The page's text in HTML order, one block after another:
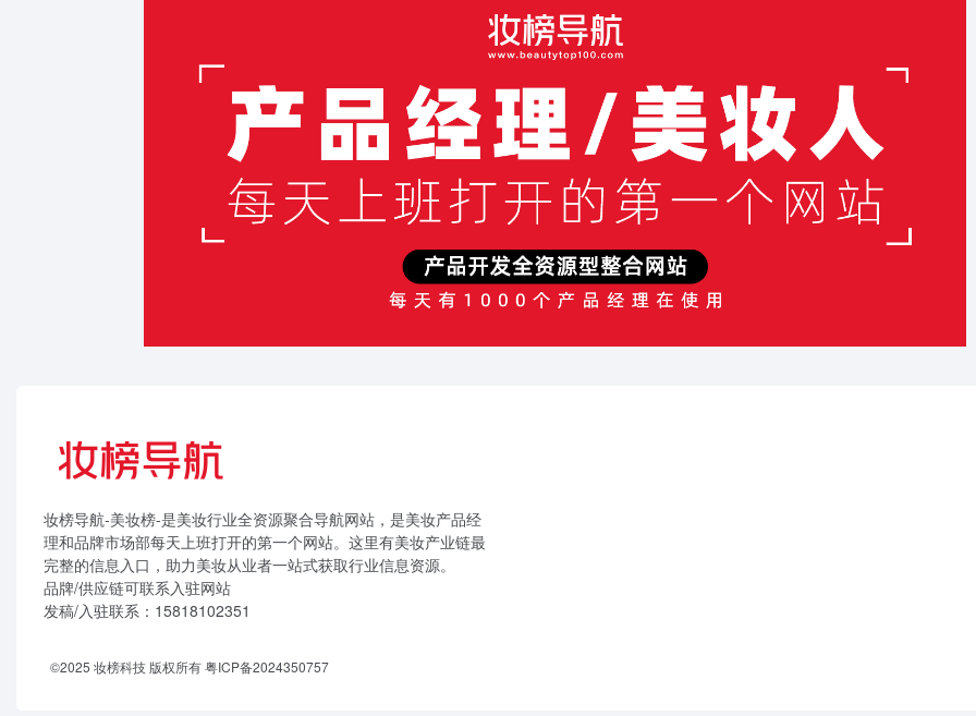
妆榜导航-美妆榜-是美妆行业全资源聚合导航网站，是美妆产品经
理和品牌市场部每天上班打开的第一个网站。这里有美妆产业链最
完整的信息入口，助力美妆从业者一站式获取行业信息资源。
品牌/供应链可联系入驻网站
发稿/入驻联系：15818102351
©2025 妆榜科技 版权所有粤ICP备2024350757